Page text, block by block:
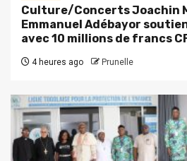
Culture/Concerts Joachin
Emmanuel Adébayor
avec 10 millions de francs
4 heures ago Prunelle